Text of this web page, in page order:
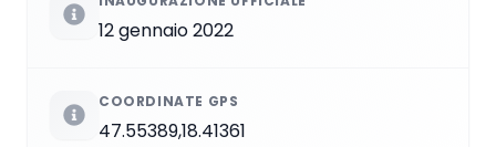
12 gennaio 2022
COORDINATE GPS
47.55389,18.41361